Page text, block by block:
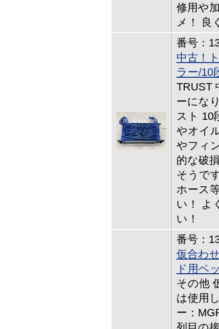
修用や
メ！ 良
番号：
中古！
ラー/10
TRUST
ーにな
スト 10
やオイ
やフィ
的な破
そうで
ホース
い！ よ
い！
番号：
仮合わ
ド用ベ
その他
は使用
ー：